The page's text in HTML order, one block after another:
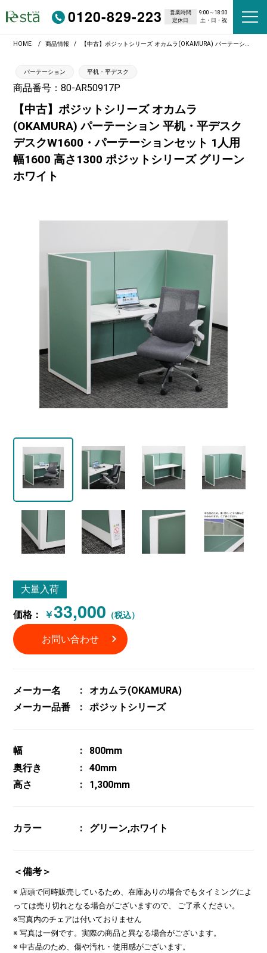
0120-829-223 営業時間
9:00～18:00
定休日
土・日・祝
HOME 商品情報 【中古】ポジットシリーズ オカムラ(OKAMURA) パーテーション 平机・平デスク デスクW1600・パーテーションセット 1人用 幅1600 高さ1300 ポジットシリーズ グリーン ホワイト
パーテーション 平机・平デスク
商品番号：80-AR50917P
【中古】ポジットシリーズ オカムラ
(OKAMURA) パーテーション 平机・平デスク
デスクW1600・パーテーションセット 1人用
幅1600 高さ1300 ポジットシリーズ グリーン
ホワイト
大量入荷
価格： ￥33,000 （税込）
お問い合わせ
メーカー名
オカムラ(OKAMURA)
メーカー品番
ポジットシリーズ
幅
800mm
奥行き
40mm
高さ
1,300mm
カラー グリーン,ホワイト
＜備考＞
※ 店頭で同時販売しているため、在庫ありの場合でもタイミングによ
っては売り切れとなる場合がございますので、 ご了承ください。
※写真内のチェアは付いておりません
※ 写真は一例です。実際の商品と異なる場合がございます。
※ 中古品のため、傷や汚れ・使用感がございます。